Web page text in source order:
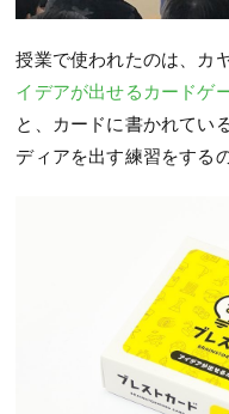
授業で使われたのは、カ
イデアが出せるカードゲ
と、カードに書かれてい
ディアを出す練習をする